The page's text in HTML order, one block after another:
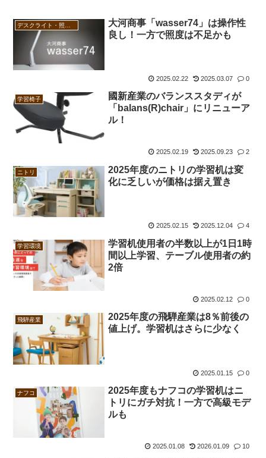
大河商事「wasser74」は操作性
良し！一方で照度は不足かも
2025.02.22 2025.03.07 0
学習椅子
國新産業のバランススタディが
「balans(R)chair」にリニューア
ル！
2025.02.19 2025.09.23 2
ニトリ
2025年度のニトリの学習机は変
化に乏しいが価格は据え置き
2025.02.15 2025.12.04 4
学習環境
学習机使用者の半数以上が1日1時
間以上学習、テーブル使用者の約
2倍
2025.02.12 0
飛騨産業
2025年度の飛騨産業は8％前後の
値上げ。学習机はさらに少なく
2025.01.15 0
ナフコ
2025年度もナフコの学習机はニ
トリにガチ対抗！一方で高級モデ
ルも
2025.01.08 2026.01.09 10